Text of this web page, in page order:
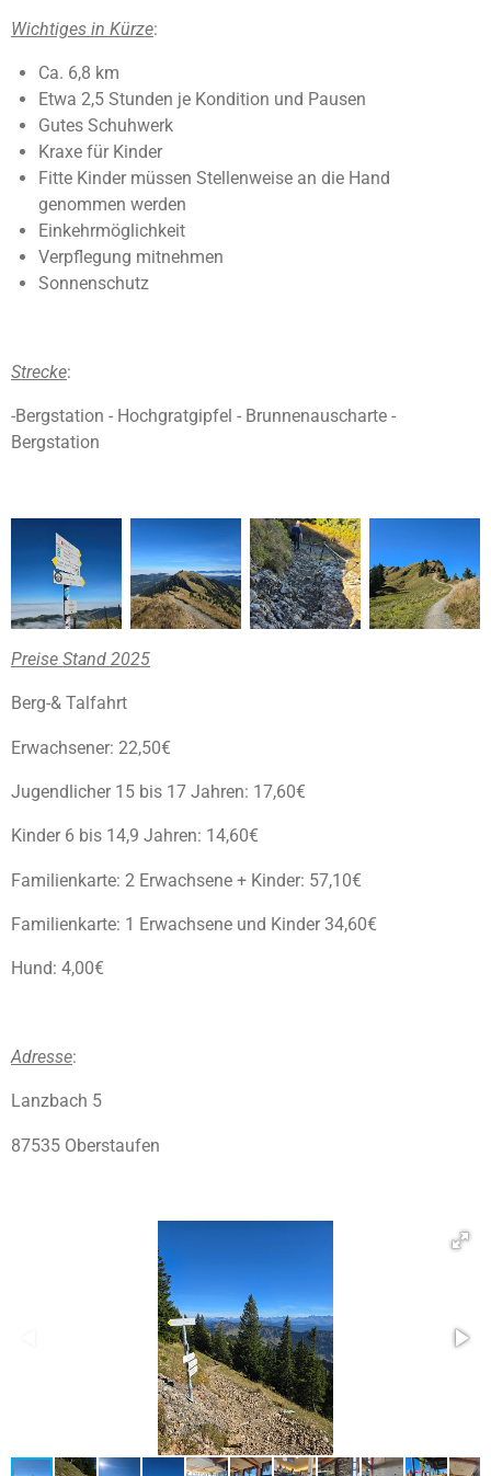
Wichtiges in Kürze:
Ca. 6,8 km
Etwa 2,5 Stunden je Kondition und Pausen
Gutes Schuhwerk
Kraxe für Kinder
Fitte Kinder müssen Stellenweise an die Hand
genommen werden
Einkehrmöglichkeit
Verpflegung mitnehmen
Sonnenschutz
Strecke:
-Bergstation - Hochgratgipfel - Brunnenauscharte -
Bergstation
Preise Stand 2025
Berg-& Talfahrt
Erwachsener: 22,50€
Jugendlicher 15 bis 17 Jahren: 17,60€
Kinder 6 bis 14,9 Jahren: 14,60€
Familienkarte: 2 Erwachsene + Kinder: 57,10€
Familienkarte: 1 Erwachsene und Kinder 34,60€
Hund: 4,00€
Adresse:
Lanzbach 5
87535 Oberstaufen